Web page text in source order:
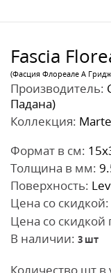
Fascia
(Фасция Флореале A
Производитель:
Падана)
Коллекция:
Формат в см:
Толщина в мм:
Поверхность:
Цена со скидкой:
Цена со скидкой
В наличии: 3 шт
Количество шт в